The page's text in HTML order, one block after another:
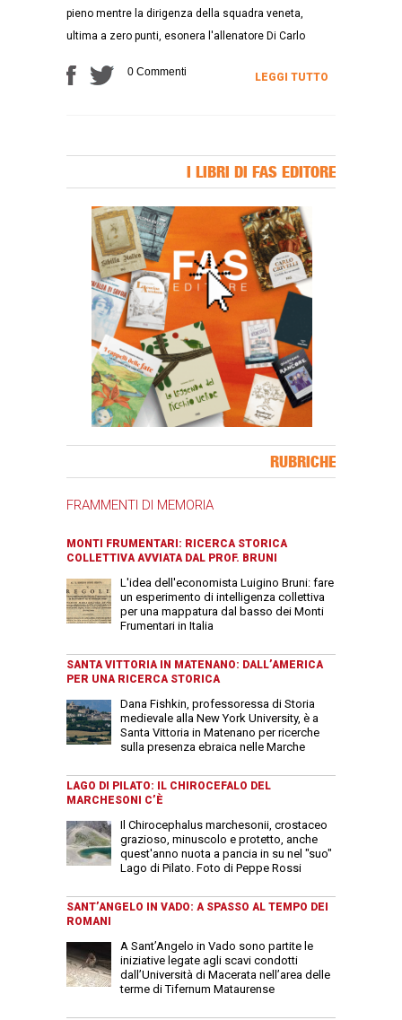
pieno mentre la dirigenza della squadra veneta,
ultima a zero punti, esonera l'allenatore Di Carlo
0 Commenti LEGGI TUTTO
I LIBRI DI FAS EDITORE
RUBRICHE
FRAMMENTI DI MEMORIA
MONTI FRUMENTARI: RICERCA STORICA
COLLETTIVA AVVIATA DAL PROF. BRUNI
L'idea dell'economista Luigino Bruni: fare
un esperimento di intelligenza collettiva
per una mappatura dal basso dei Monti
Frumentari in Italia
SANTA VITTORIA IN MATENANO: DALL’AMERICA
PER UNA RICERCA STORICA
Dana Fishkin, professoressa di Storia
medievale alla New York University, è a
Santa Vittoria in Matenano per ricerche
sulla presenza ebraica nelle Marche
LAGO DI PILATO: IL CHIROCEFALO DEL
MARCHESONI C’È
Il Chirocephalus marchesonii, crostaceo
grazioso, minuscolo e protetto, anche
quest'anno nuota a pancia in su nel "suo"
Lago di Pilato. Foto di Peppe Rossi
SANT’ANGELO IN VADO: A SPASSO AL TEMPO DEI
ROMANI
A Sant’Angelo in Vado sono partite le
iniziative legate agli scavi condotti
dall’Università di Macerata nell’area delle
terme di Tifernum Mataurense